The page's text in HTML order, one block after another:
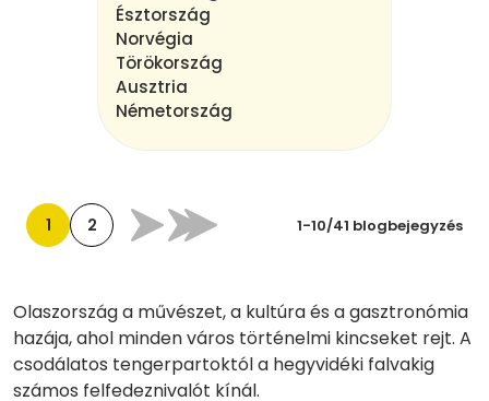
Észtország
Norvégia
Törökország
Ausztria
Németország
1 2 1-10/41 blogbejegyzés
Olaszország a művészet, a kultúra és a gasztronómia
hazája, ahol minden város történelmi kincseket rejt. A
csodálatos tengerpartoktól a hegyvidéki falvakig
számos felfedeznivalót kínál.